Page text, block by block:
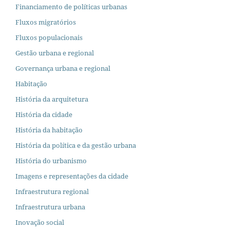
Financiamento de políticas urbanas
Fluxos migratórios
Fluxos populacionais
Gestão urbana e regional
Governança urbana e regional
Habitação
História da arquitetura
História da cidade
História da habitação
História da política e da gestão urbana
História do urbanismo
Imagens e representações da cidade
Infraestrutura regional
Infraestrutura urbana
Inovação social